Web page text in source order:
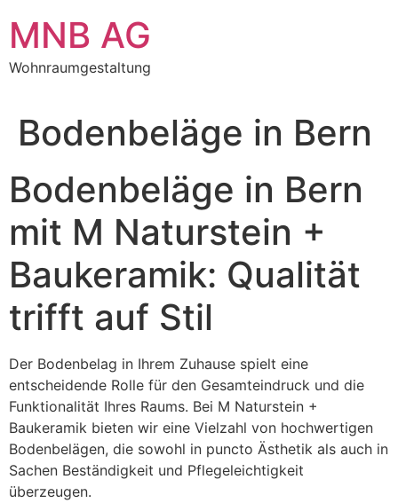
Inhalt
springen
MNB AG
Wohnraumgestaltung
Bodenbeläge in Bern
Bodenbeläge in Bern
mit M Naturstein +
Baukeramik: Qualität
trifft auf Stil
Der Bodenbelag in Ihrem Zuhause spielt eine
entscheidende Rolle für den Gesamteindruck und die
Funktionalität Ihres Raums. Bei M Naturstein +
Baukeramik bieten wir eine Vielzahl von hochwertigen
Bodenbelägen, die sowohl in puncto Ästhetik als auch in
Sachen Beständigkeit und Pflegeleichtigkeit
überzeugen.